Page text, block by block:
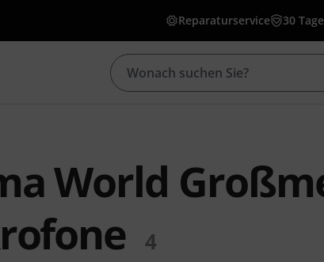
Reparaturservice 30
World
4